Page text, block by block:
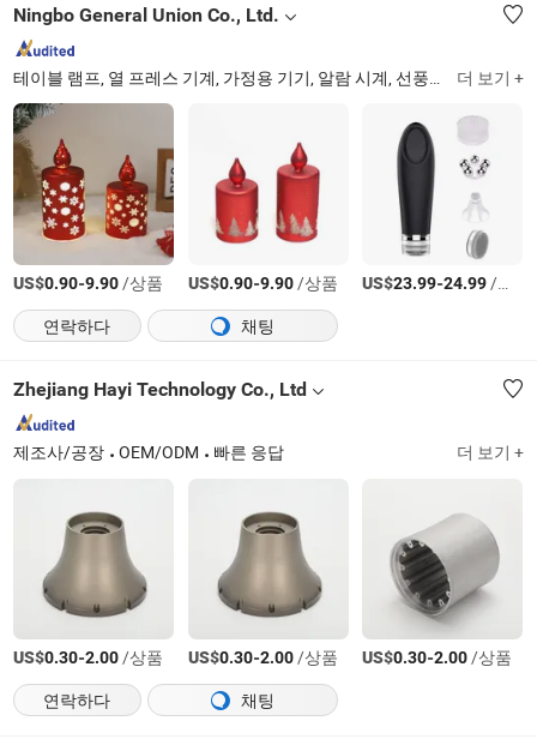
Ningbo General Union Co., Ltd.
테이블 램프, 열 프레스 기계, 가정용 기기, 알람 시계, 선풍기, 야간 조명, 태양광 조명, 주방 기기, 애완동물 제품, 스포츠 장비 더 보기 +
US$0.90-9.90/상품 US$0.90-9.90/상품 US$23.99-24.99/상품
연락하다
채팅
Zhejiang Hayi Technology Co., Ltd
제조사/공장 OEM/ODM 빠른 응답 더 보기 +
US$0.30-2.00/상품 US$0.30-2.00/상품 US$0.30-2.00/상품
연락하다
채팅